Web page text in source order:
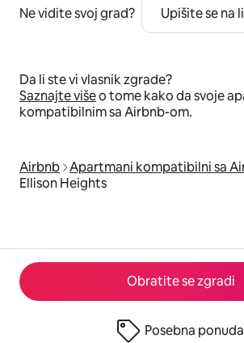
Obratite se zgradi
Posebna ponuda
Ne vidite svoj grad? Upišite se na
Da li ste vi vlasnik zgrade?
Saznajte višeo tome kako da svoje
kompatibilnim sa Airbnb-om.
Airbnb Apartmani kompatibilni sa
Ellison Heights